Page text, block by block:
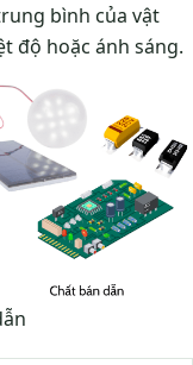
bình của vật
độ hoặc ánh sáng.